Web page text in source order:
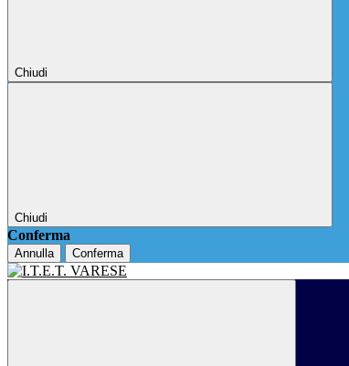
Chiudi
Chiudi
Conferma
Annulla Conferma